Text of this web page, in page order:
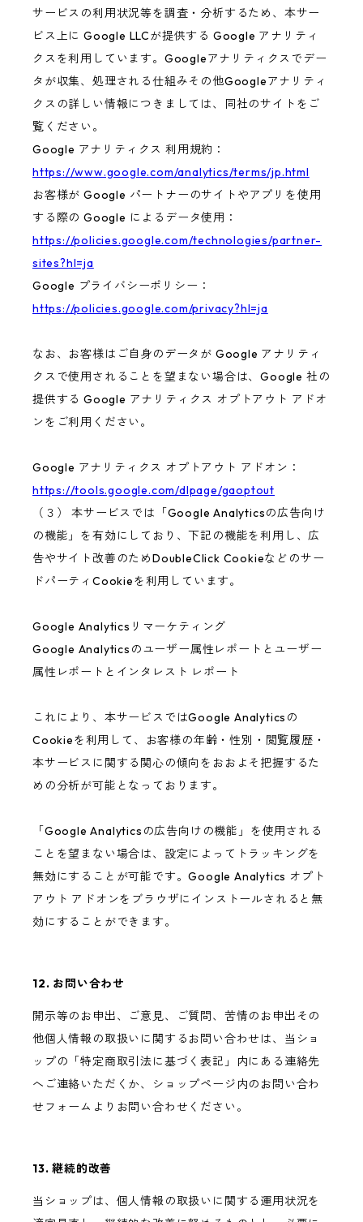
サービスの利用状況等を調査・分析するため、本サー
ビス上に Google LLCが提供する Google アナリティ
クスを利用しています。Googleアナリティクスでデー
タが収集、処理される仕組みその他Googleアナリティ
クスの詳しい情報につきましては、同社のサイトをご
覧ください。
Google アナリティクス 利用規約：
https://www.google.com/analytics/terms/jp.html
お客様が Google パートナーのサイトやアプリを使用
する際の Google によるデータ使用：
https://policies.google.com/technologies/partner-
sites?hl=ja
Google プライバシーポリシー：
https://policies.google.com/privacy?hl=ja
なお、お客様はご自身のデータが Google アナリティ
クスで使用されることを望まない場合は、Google 社の
提供する Google アナリティクス オプトアウト アドオ
ンをご利用ください。
Google アナリティクス オプトアウト アドオン：
https://tools.google.com/dlpage/gaoptout
（３） 本サービスでは「Google Analyticsの広告向け
の機能」を有効にしており、下記の機能を利用し、広
告やサイト改善のためDoubleClick Cookieなどのサー
ドパーティCookieを利用しています。
Google Analyticsリマーケティング
Google Analyticsのユーザー属性レポートとユーザー
属性レポートとインタレスト レポート
これにより、本サービスではGoogle Analyticsの
Cookieを利用して、お客様の年齢・性別・閲覧履歴・
本サービスに関する関心の傾向をおおよそ把握するた
めの分析が可能となっております。
「Google Analyticsの広告向けの機能」を使用される
ことを望まない場合は、設定によってトラッキングを
無効にすることが可能です。Google Analytics オプト
アウト アドオンをブラウザにインストールされると無
効にすることができます。
12. お問い合わせ
開示等のお申出、ご意見、ご質問、苦情のお申出その
他個人情報の取扱いに関するお問い合わせは、当ショ
ップの「特定商取引法に基づく表記」内にある連絡先
へご連絡いただくか、ショップページ内のお問い合わ
せフォームよりお問い合わせください。
13. 継続的改善
当ショップは、個人情報の取扱いに関する運用状況を